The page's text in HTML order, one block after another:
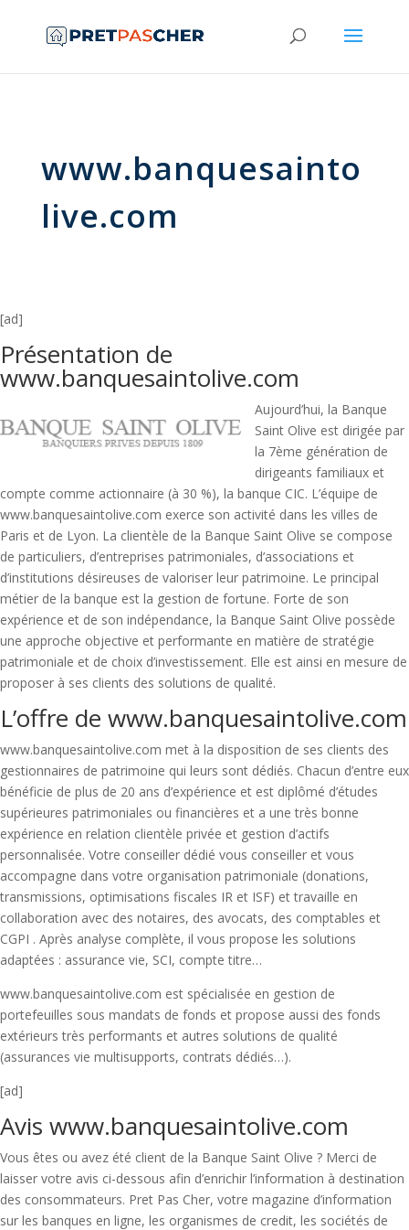
www.banquesainto
live.com
[ad]
Présentation de
www.banquesaintolive.com
Aujourd’hui, la Banque
Saint Olive est dirigée par
la 7ème génération de
dirigeants familiaux et
compte comme actionnaire (à 30 %), la banque CIC. L’équipe de
www.banquesaintolive.com exerce son activité dans les villes de
Paris et de Lyon. La clientèle de la Banque Saint Olive se compose
de particuliers, d’entreprises patrimoniales, d’associations et
d’institutions désireuses de valoriser leur patrimoine. Le principal
métier de la banque est la gestion de fortune. Forte de son
expérience et de son indépendance, la Banque Saint Olive possède
une approche objective et performante en matière de stratégie
patrimoniale et de choix d’investissement. Elle est ainsi en mesure de
proposer à ses clients des solutions de qualité.
L’offre de www.banquesaintolive.com
www.banquesaintolive.com met à la disposition de ses clients des
gestionnaires de patrimoine qui leurs sont dédiés. Chacun d’entre eux
bénéficie de plus de 20 ans d’expérience et est diplômé d’études
supérieures patrimoniales ou financières et a une très bonne
expérience en relation clientèle privée et gestion d’actifs
personnalisée. Votre conseiller dédié vous conseiller et vous
accompagne dans votre organisation patrimoniale (donations,
transmissions, optimisations fiscales IR et ISF) et travaille en
collaboration avec des notaires, des avocats, des comptables et
CGPI . Après analyse complète, il vous propose les solutions
adaptées : assurance vie, SCI, compte titre…
www.banquesaintolive.com est spécialisée en gestion de
portefeuilles sous mandats de fonds et propose aussi des fonds
extérieurs très performants et autres solutions de qualité
(assurances vie multisupports, contrats dédiés…).
[ad]
Avis www.banquesaintolive.com
Vous êtes ou avez été client de la Banque Saint Olive ? Merci de
laisser votre avis ci-dessous afin d’enrichir l’information à destination
des consommateurs. Pret Pas Cher, votre magazine d’information
sur les banques en ligne, les organismes de credit, les sociétés de